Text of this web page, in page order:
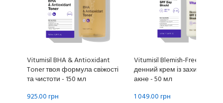
Vitumisil BHA & Antioxidant
Toner твоя формула свіжості
та чистоти - 150 мл
925.00 грн
Vitumisil Blemish-Free SPF 50
денний крем із захистом від
акне - 50 мл
1 049.00 грн